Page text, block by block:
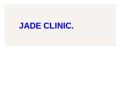
JADE CLINIC.